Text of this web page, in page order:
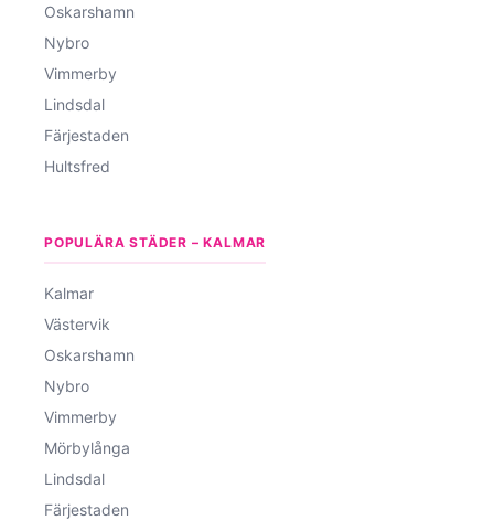
Oskarshamn
Nybro
Vimmerby
Lindsdal
Färjestaden
Hultsfred
POPULÄRA STÄDER – KALMAR
Kalmar
Västervik
Oskarshamn
Nybro
Vimmerby
Mörbylånga
Lindsdal
Färjestaden